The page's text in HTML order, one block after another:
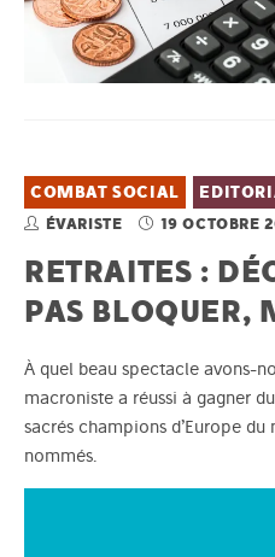
COMBAT SOCIAL
ÉVARISTE 19 OCTOBRE
RETRAITES :
PAS BLOQUER,
À quel beau spectacle avons-
macroniste a réussi à gagner
sacrés champions d’Europe
nommés.